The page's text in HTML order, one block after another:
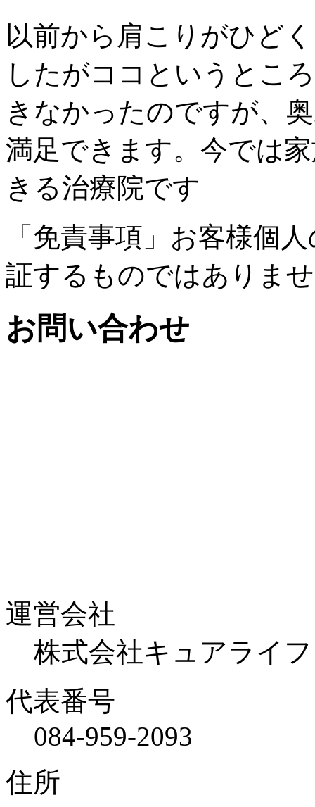
以前から肩こりがひど
したがココというとこ
きなかったのですが、
満足できます。今では
きる治療院です
「免責事項」お客様個
証するものではありま
お問い合わせ
運営会社
株式会社キュアライフ
代表番号
084-959-2093
住所